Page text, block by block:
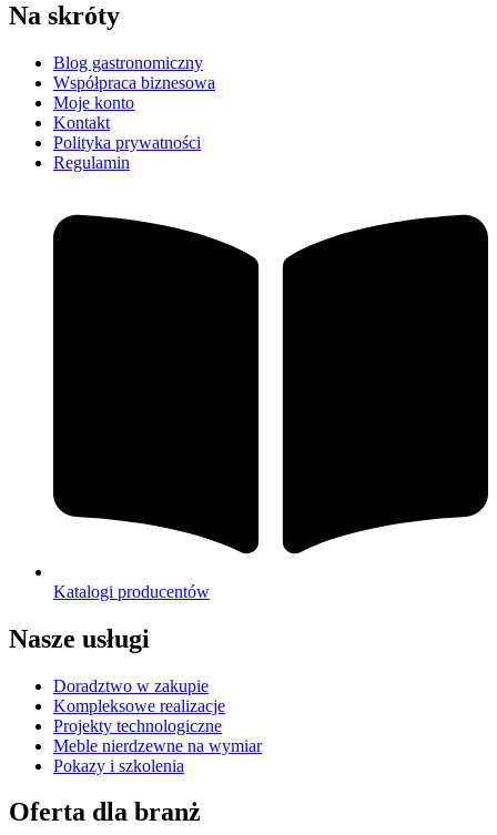
Na skróty
Blog gastronomiczny
Współpraca biznesowa
Moje konto
Kontakt
Polityka prywatności
Regulamin
Katalogi producentów
Nasze usługi
Doradztwo w zakupie
Kompleksowe realizacje
Projekty technologiczne
Meble nierdzewne na wymiar
Pokazy i szkolenia
Oferta dla branż